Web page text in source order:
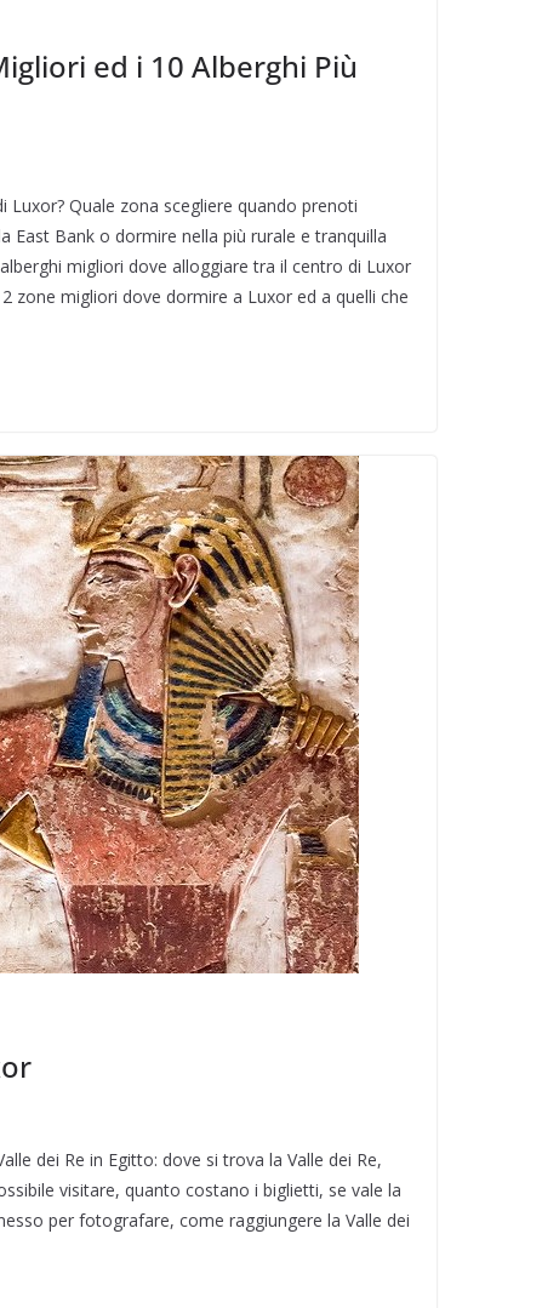
ed i 10 Alberghi Più
Luxor? Quale zona scegliere quando prenoti
East Bank o dormire nella più rurale e tranquilla
migliori dove alloggiare tra il centro di Luxor
zone migliori dove dormire a Luxor ed a quelli che
dei Re in Egitto: dove si trova la Valle dei Re,
visitare, quanto costano i biglietti, se vale la
per fotografare, come raggiungere la Valle dei